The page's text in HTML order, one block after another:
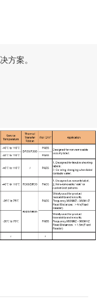
方案。